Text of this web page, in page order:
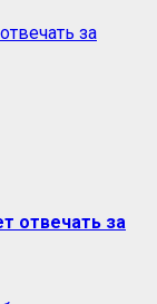
за
отвечать за